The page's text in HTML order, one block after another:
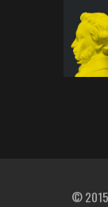
©